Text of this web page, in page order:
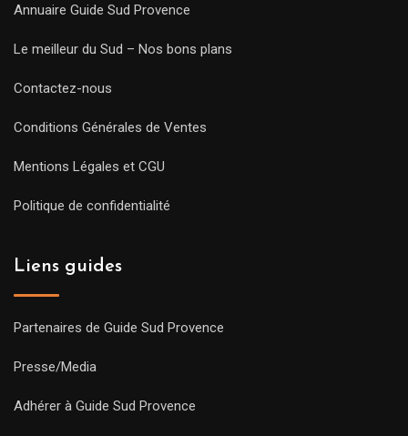
Annuaire Guide Sud Provence
Le meilleur du Sud – Nos bons plans
Contactez-nous
Conditions Générales de Ventes
Mentions Légales et CGU
Politique de confidentialité
Liens guides
Partenaires de Guide Sud Provence
Presse/Media
Adhérer à Guide Sud Provence